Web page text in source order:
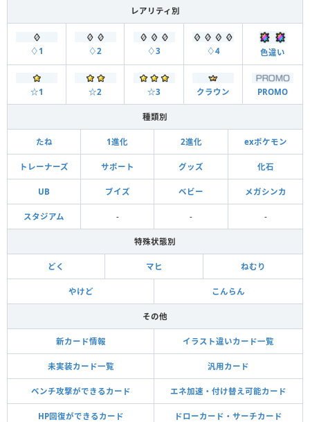
レアリティ別
♢1 ♢2 ♢3 ♢4 色違い
☆1 ☆2 ☆3 クラウン PROMO
種類別
たね 1進化 2進化 exポケモン
トレーナーズ サポート グッズ 化石
UB ブイズ ベビー メガシンカ
スタジアム - - -
特殊状態別
どく マヒ ねむり
やけど こんらん
その他
新カード情報 イラスト違いカード一覧
未実装カード一覧 汎用カード
ベンチ攻撃ができるカード エネ加速・付け替え可能カード
HP回復ができるカード ドローカード・サーチカード